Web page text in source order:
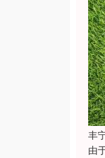
丰
由